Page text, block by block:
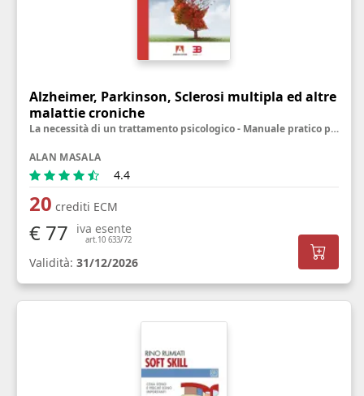
Alzheimer, Parkinson, Sclerosi multipla ed altre
malattie croniche
La necessità di un trattamento psicologico - Manuale pratico per personale sanitario, famigliari ed utenti
ALAN MASALA
4.4
20 crediti ECM
€ 77 iva esente
art.10 633/72
Validità: 31/12/2026